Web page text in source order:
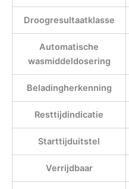
Droogresultaatklasse
Automatische
wasmiddeldosering
Beladingherkenning
Resttijdindicatie
Starttijduitstel
Verrijdbaar